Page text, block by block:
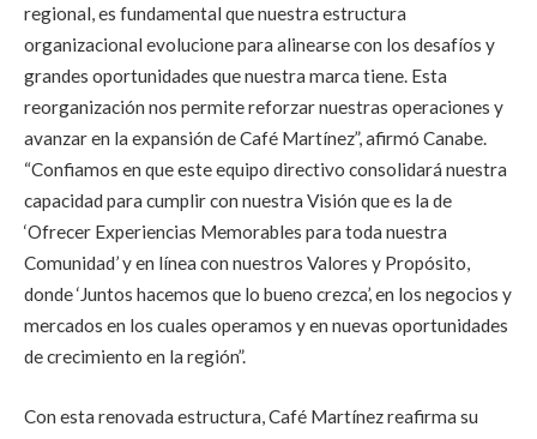
regional, es fundamental que nuestra estructura
organizacional evolucione para alinearse con los desafíos y
grandes oportunidades que nuestra marca tiene. Esta
reorganización nos permite reforzar nuestras operaciones y
avanzar en la expansión de Café Martínez”, afirmó Canabe.
“Confiamos en que este equipo directivo consolidará nuestra
capacidad para cumplir con nuestra Visión que es la de
‘Ofrecer Experiencias Memorables para toda nuestra
Comunidad’ y en línea con nuestros Valores y Propósito,
donde ‘Juntos hacemos que lo bueno crezca’, en los negocios y
mercados en los cuales operamos y en nuevas oportunidades
de crecimiento en la región”.
Con esta renovada estructura, Café Martínez reafirma su